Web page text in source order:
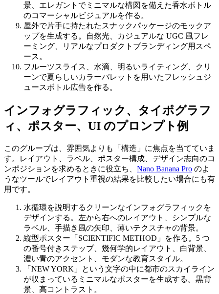
景、エレガントでミニマルな構図を備えた香水ボトル
のコマーシャルビジュアルを作る。
屋外で片手に持たれたスナックパッケージのモックア
ップを生成する。自然光、カジュアルな UGC 風フレ
ーミング、リアルなプロダクトブランディング用スペ
ース。
フルーツスライス、水滴、明るいライティング、クリ
ーンで夏らしいカラーパレットを用いたフレッシュジ
ュースボトル広告を作る。
インフォグラフィック、タイポグラフ
ィ、ポスター、UI のプロンプト例
このグループは、雰囲気よりも「構造」に焦点を当てていま
す。レイアウト、ラベル、ポスター構成、デザイン志向のコ
ンポジションを求めるときに役立ち、 Nano Banana Pro のよ
うなツールでレイアウト重視の結果を比較したい場合にも有
用です。
水循環を説明するクリーンなインフォグラフィックを
デザインする。左から右へのレイアウト、シンプルな
ラベル、手描き風の矢印、薄いテクスチャの背景。
縦型ポスター「SCIENTIFIC METHOD」を作る。5 つ
の番号付きステップ、幾何学的レイアウト、白背景、
濃い青のアクセント、モダンな教育スタイル。
「NEW YORK」という文字の中に都市のスカイライン
が収まっているミニマルなポスターを生成する。黒背
景、高コントラスト。